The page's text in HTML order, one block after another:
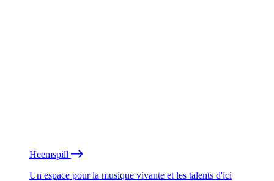
Heemspill
Un espace pour la musique vivante et les talents d'ici